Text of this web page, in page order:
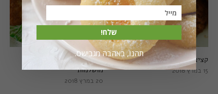
קציצות כרישה טבעוניות
מושלמות
20 במרץ 2018
קציצות כרישה מושלמות
15 במרץ 2018
שלח!
תהנו, באהבה מגבישס.